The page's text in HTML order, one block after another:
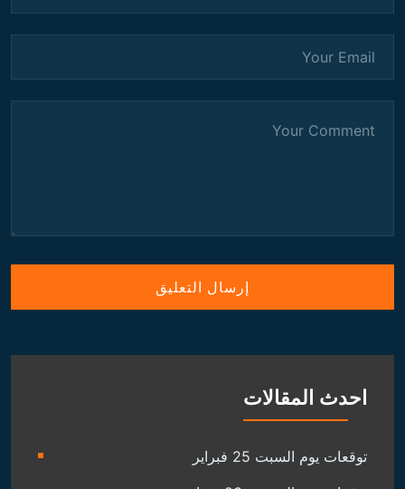
احدث المقالات
توقعات يوم السبت 25 فبراير